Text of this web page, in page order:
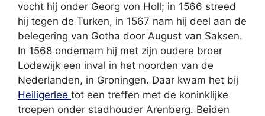
vocht hij onder Georg von Holl; in 1566 streed
hij tegen de Turken, in 1567 nam hij deel aan de
belegering van Gotha door August van Saksen.
In 1568 ondernam hij met zijn oudere broer
Lodewijk een inval in het noorden van de
Nederlanden, in Groningen. Daar kwam het bij
Heiligerlee tot een treffen met de koninklijke
troepen onder stadhouder Arenberg. Beiden